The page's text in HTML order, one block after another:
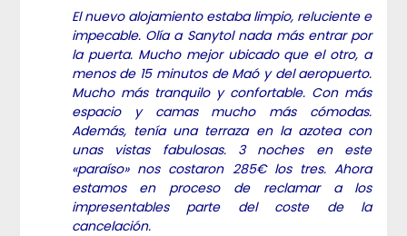
El nuevo alojamiento estaba limpio, reluciente e
impecable. Olía a Sanytol nada más entrar por
la puerta. Mucho mejor ubicado que el otro, a
menos de 15 minutos de Maó y del aeropuerto.
Mucho más tranquilo y confortable. Con más
espacio y camas mucho más cómodas.
Además, tenía una terraza en la azotea con
unas vistas fabulosas. 3 noches en este
«paraíso» nos costaron 285€ los tres. Ahora
estamos en proceso de reclamar a los
impresentables parte del coste de la
cancelación.